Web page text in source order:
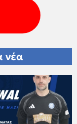
νέα